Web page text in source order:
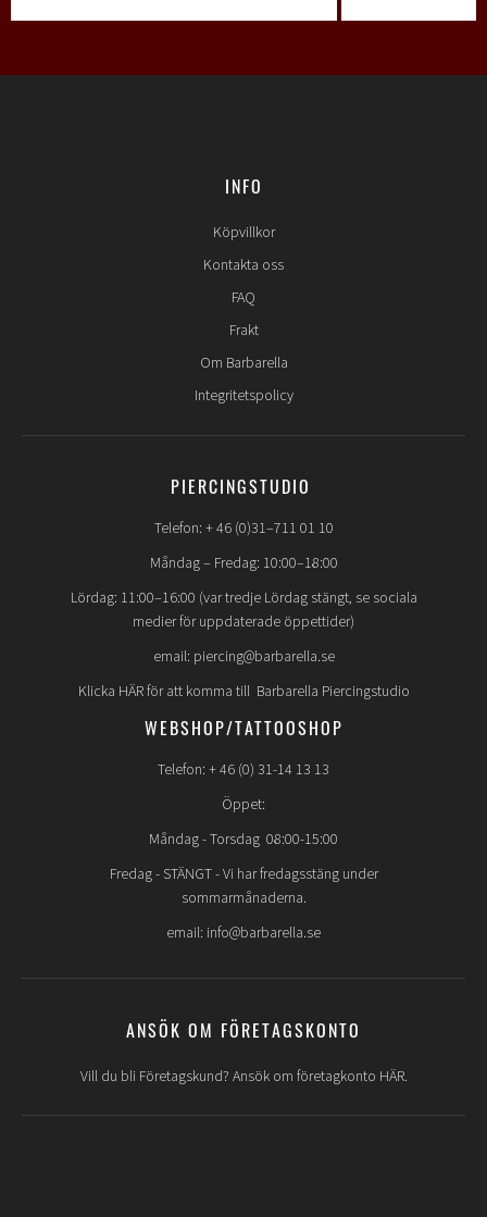
INFO
Köpvillkor
Kontakta oss
FAQ
Frakt
Om Barbarella
Integritetspolicy
PIERCINGSTUDIO
Telefon: + 46 (0)31–711 01 10
Måndag – Fredag: 10:00–18:00
Lördag: 11:00–16:00 (var tredje Lördag stängt, se sociala
medier för uppdaterade öppettider)
email: piercing@barbarella.se
Klicka HÄR för att komma till Barbarella Piercingstudio
WEBSHOP/TATTOOSHOP
Telefon: + 46 (0) 31-14 13 13
Öppet:
Måndag - Torsdag 08:00-15:00
Fredag - STÄNGT- Vi har fredagsstäng under
sommarmånaderna.
email: info@barbarella.se
ANSÖK OM FÖRETAGSKONTO
Vill du bli Företagskund? Ansök om företagkonto HÄR.